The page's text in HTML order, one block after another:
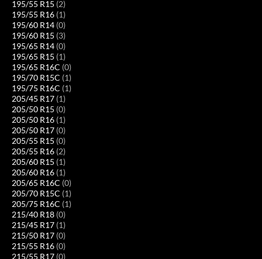
195/55 R15 (2)
195/55 R16 (1)
195/60 R14 (0)
195/60 R15 (3)
195/65 R14 (0)
195/65 R15 (1)
195/65 R16C (0)
195/70 R15C (1)
195/75 R16C (1)
205/45 R17 (1)
205/50 R15 (0)
205/50 R16 (1)
205/50 R17 (0)
205/55 R15 (0)
205/55 R16 (2)
205/60 R15 (1)
205/60 R16 (1)
205/65 R16C (0)
205/70 R15C (1)
205/75 R16C (1)
215/40 R18 (0)
215/45 R17 (1)
215/50 R17 (0)
215/55 R16 (0)
215/55 R17 (0)